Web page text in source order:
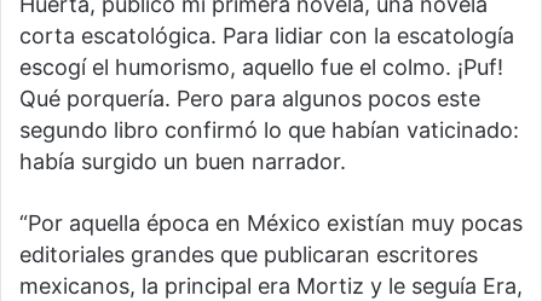
corta escatológica. Para lidiar con la escatología
escogí el humorismo, aquello fue el colmo. ¡Puf!
Qué porquería. Pero para algunos pocos este
segundo libro confirmó lo que habían vaticinado:
había surgido un buen narrador.
“Por aquella época en México existían muy pocas
editoriales grandes que publicaran escritores
mexicanos, la principal era Mortiz y le seguía Era,